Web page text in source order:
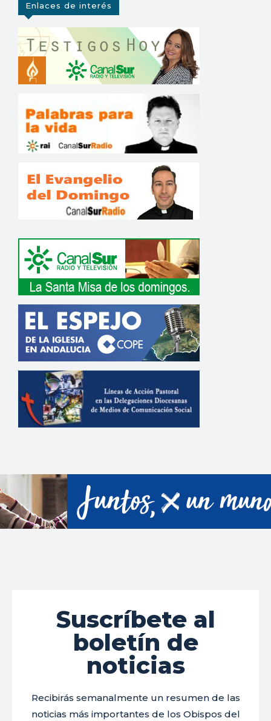
Enlaces de interés
Suscríbete al
boletín de
noticias
Recibirás semanalmente un resumen de las
noticias más importantes de los Obispos del